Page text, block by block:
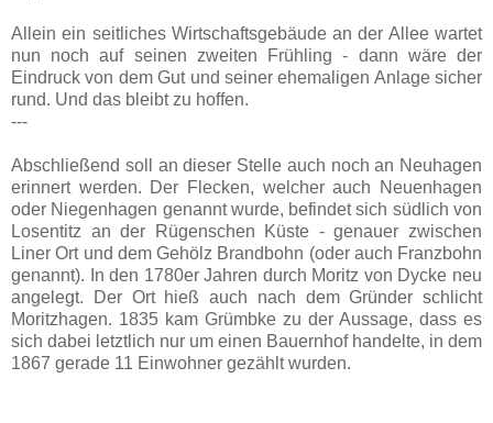
Allein ein seitliches Wirtschaftsgebäude an der Allee wartet
nun noch auf seinen zweiten Frühling - dann wäre der
Eindruck von dem Gut und seiner ehemaligen Anlage sicher
rund. Und das bleibt zu hoffen.
---
Abschließend soll an dieser Stelle auch noch an Neuhagen
erinnert werden. Der Flecken, welcher auch Neuenhagen
oder Niegenhagen genannt wurde, befindet sich südlich von
Losentitz an der Rügenschen Küste - genauer zwischen
Liner Ort und dem Gehölz Brandbohn (oder auch Franzbohn
genannt). In den 1780er Jahren durch Moritz von Dycke neu
angelegt. Der Ort hieß auch nach dem Gründer schlicht
Moritzhagen. 1835 kam Grümbke zu der Aussage, dass es
sich dabei letztlich nur um einen Bauernhof handelte, in dem
1867 gerade 11 Einwohner gezählt wurden.